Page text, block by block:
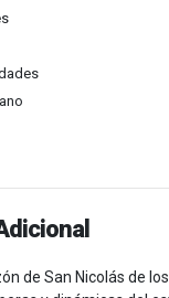
de San Nicolás de